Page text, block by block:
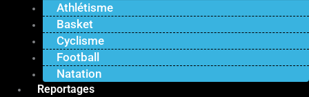
Athlétisme
Basket
Cyclisme
Football
Natation
Reportages